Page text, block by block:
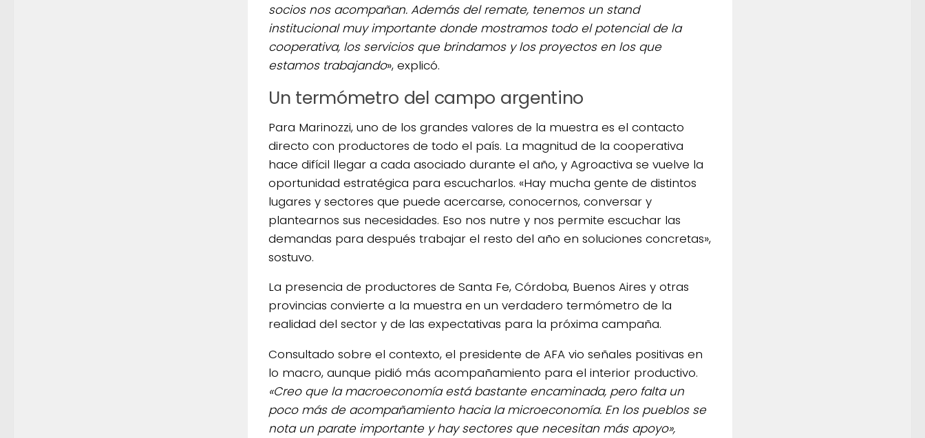
socios nos acompañan. Además del remate, tenemos un stand
institucional muy importante donde mostramos todo el potencial de la
cooperativa, los servicios que brindamos y los proyectos en los que
estamos trabajando», explicó.
Un termómetro del campo argentino
Para Marinozzi, uno de los grandes valores de la muestra es el contacto
directo con productores de todo el país. La magnitud de la cooperativa
hace difícil llegar a cada asociado durante el año, y Agroactiva se vuelve la
oportunidad estratégica para escucharlos. «Hay mucha gente de distintos
lugares y sectores que puede acercarse, conocernos, conversar y
plantearnos sus necesidades. Eso nos nutre y nos permite escuchar las
demandas para después trabajar el resto del año en soluciones concretas»,
sostuvo.
La presencia de productores de Santa Fe, Córdoba, Buenos Aires y otras
provincias convierte a la muestra en un verdadero termómetro de la
realidad del sector y de las expectativas para la próxima campaña.
Consultado sobre el contexto, el presidente de AFA vio señales positivas en
lo macro, aunque pidió más acompañamiento para el interior productivo.
«Creo que la macroeconomía está bastante encaminada, pero falta un
poco más de acompañamiento hacia la microeconomía. En los pueblos se
nota un parate importante y hay sectores que necesitan más apoyo»,